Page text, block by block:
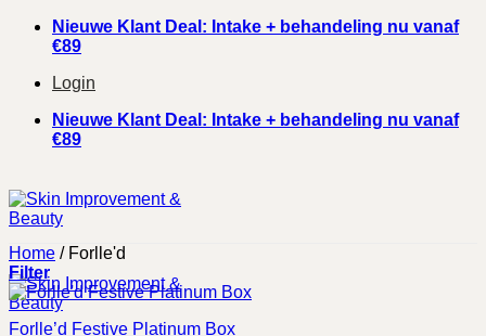
Nieuwe Klant Deal: Intake + behandeling nu vanaf
€89
Login
Nieuwe Klant Deal: Intake + behandeling nu vanaf
€89
Home /Forlle'd
Filter
Forlle’d Festive Platinum Box